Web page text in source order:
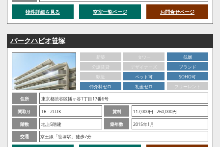
物件詳細を見る 空室一覧ページ お問合せページ
パークハビオ笹塚
新築 タワー
低層
分譲賃貸
デザイナーズ
ブランド
駅近
ペット可
SOHO可
仲介料ゼロ
礼金ゼロ
フリーレント
住所
東京都渋谷区幡ヶ谷1丁目17番6号
間取り
1R - 2LDK 賃料
117,000円 - 260,000円
階数
地上5階建 築年数
2015年1月
交通
京王線「笹塚駅」徒歩7分